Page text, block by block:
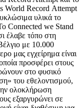
World Record Attempt
υλικά το
Connected we Stand
έλαβε τόπο στη
με 10.000
μας εγχείρημα είναι
προσφέρει στους
στο φυσικό
του εθελοντισμού,
ολοκλήρωση
εξαργυρώνει σε